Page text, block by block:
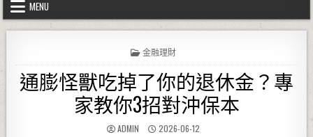
MENU
POSTED IN
金融理財
通膨怪獸吃掉了你的退休金？專
家教你3招對沖保本
AUTHOR:
ADMIN PUBLISHED DATE:
2026-06-12